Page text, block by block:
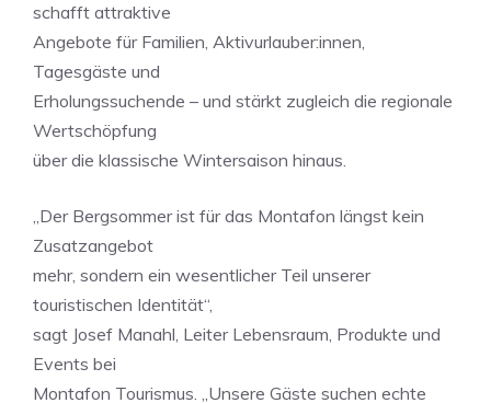
schafft attraktive
Angebote für Familien, Aktivurlauber:innen,
Tagesgäste und
Erholungssuchende – und stärkt zugleich die regionale
Wertschöpfung
über die klassische Wintersaison hinaus.
„Der Bergsommer ist für das Montafon längst kein
Zusatzangebot
mehr, sondern ein wesentlicher Teil unserer
touristischen Identität“,
sagt Josef Manahl, Leiter Lebensraum, Produkte und
Events bei
Montafon Tourismus. „Unsere Gäste suchen echte